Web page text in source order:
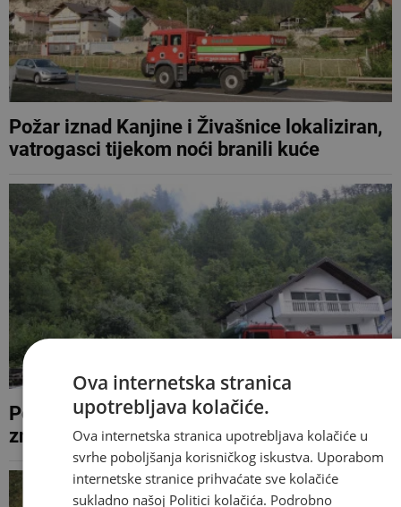
Požar iznad Kanjine i Živašnice lokaliziran,
vatrogasci tijekom noći branili kuće
Požar kod Konjica i dalje aktivan, stanje
znatno bolje nego jutros
Ova internetska stranica
upotrebljava kolačiće.
Ova internetska stranica upotrebljava kolačiće u
svrhe poboljšanja korisničkog iskustva. Uporabom
internetske stranice prihvaćate sve kolačiće
sukladno našoj Politici kolačića. Podrobno